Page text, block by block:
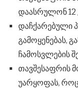
დაასრულონ 12
გამოყენებას,
ჩამოსვლების
თავშესაფრის
უარყოფას,